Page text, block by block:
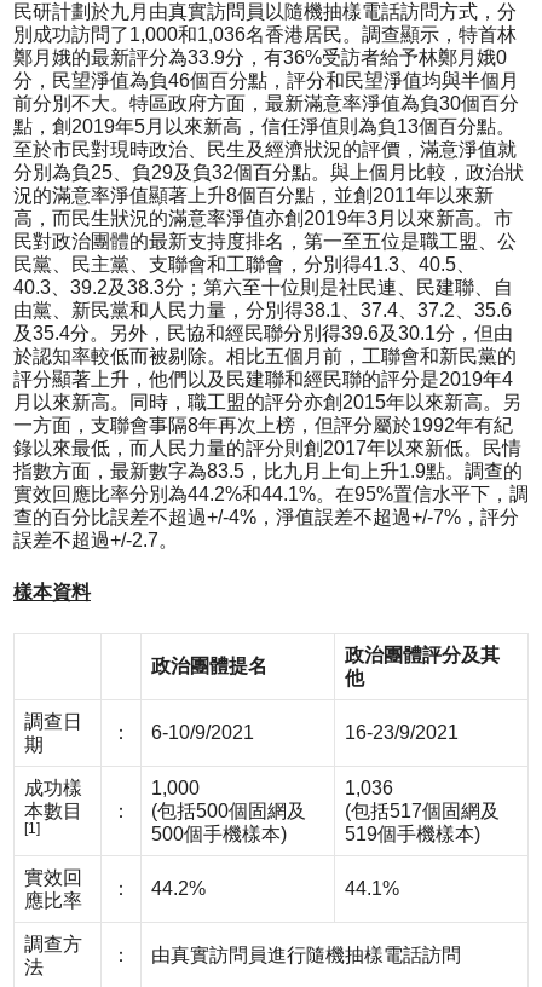
民研計劃於九月由真實訪問員以隨機抽樣電話訪問方式，分
別成功訪問了1,000和1,036名香港居民。調查顯示，特首林
鄭月娥的最新評分為33.9分，有36%受訪者給予林鄭月娥0
分，民望淨值為負46個百分點，評分和民望淨值均與半個月
前分別不大。特區政府方面，最新滿意率淨值為負30個百分
點，創2019年5月以來新高，信任淨值則為負13個百分點。
至於市民對現時政治、民生及經濟狀況的評價，滿意淨值就
分別為負25、負29及負32個百分點。與上個月比較，政治狀
況的滿意率淨值顯著上升8個百分點，並創2011年以來新
高，而民生狀況的滿意率淨值亦創2019年3月以來新高。市
民對政治團體的最新支持度排名，第一至五位是職工盟、公
民黨、民主黨、支聯會和工聯會，分別得41.3、40.5、
40.3、39.2及38.3分；第六至十位則是社民連、民建聯、自
由黨、新民黨和人民力量，分別得38.1、37.4、37.2、35.6
及35.4分。另外，民協和經民聯分別得39.6及30.1分，但由
於認知率較低而被剔除。相比五個月前，工聯會和新民黨的
評分顯著上升，他們以及民建聯和經民聯的評分是2019年4
月以來新高。同時，職工盟的評分亦創2015年以來新高。另
一方面，支聯會事隔8年再次上榜，但評分屬於1992年有紀
錄以來最低，而人民力量的評分則創2017年以來新低。民情
指數方面，最新數字為83.5，比九月上旬上升1.9點。調查的
實效回應比率分別為44.2%和44.1%。在95%置信水平下，調
查的百分比誤差不超過+/-4%，淨值誤差不超過+/-7%，評分
誤差不超過+/-2.7。
樣本資料
政治團體提名
政治團體評分及其
他
調查日
期
： 6-10/9/2021 16-23/9/2021
成功樣
本數目
[1]
：
1,000
(包括500個固網及
500個手機樣本)
1,036
(包括517個固網及
519個手機樣本)
實效回
應比率
： 44.2% 44.1%
調查方
法
： 由真實訪問員進行隨機抽樣電話訪問